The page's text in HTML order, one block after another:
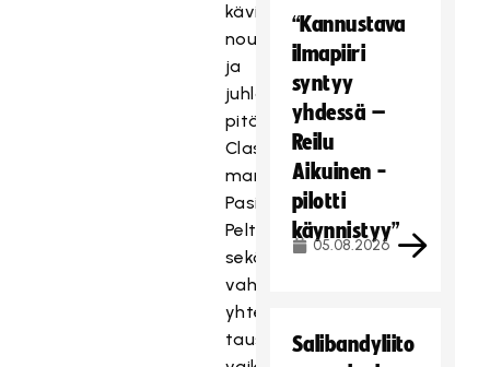
kävivät
noutamassa
ja
juhlapuheet
pitämässä
Classicin
manageri
Pasi
Peltola
sekä
vahvasti
yhteistyöhön
taustalla
“Kannustava
ilmapiiri
syntyy
yhdessä –
Reilu
Aikuinen -
pilotti
käynnistyy”
05.08.2026
Salibandyliito